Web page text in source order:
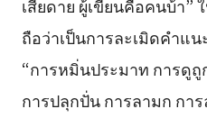
เสียดาย ผู้เขียนคือคนบ้า”
ถือว่าเป็นการละเมิดคำแ
“การหมิ่นประมาท การดู
การปลุกปั่น การลามก กา